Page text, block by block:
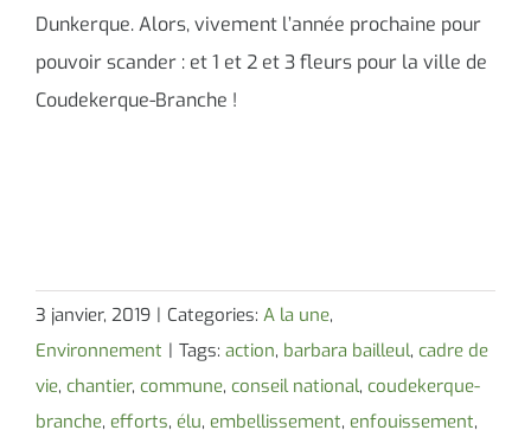
Dunkerque. Alors, vivement l’année prochaine pour
pouvoir scander : et 1 et 2 et 3 fleurs pour la ville de
Coudekerque-Branche !
3 janvier, 2019 | Categories: A la une,
Environnement | Tags: action, barbara bailleul, cadre de
vie, chantier, commune, conseil national, coudekerque-
branche, efforts, élu, embellissement, enfouissement,